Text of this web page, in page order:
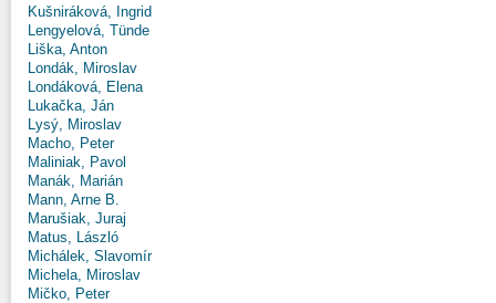
Kušniráková, Ingrid
Lengyelová, Tünde
Liška, Anton
Londák, Miroslav
Londáková, Elena
Lukačka, Ján
Lysý, Miroslav
Macho, Peter
Maliniak, Pavol
Manák, Marián
Mann, Arne B.
Marušiak, Juraj
Matus, László
Michálek, Slavomír
Michela, Miroslav
Mičko, Peter